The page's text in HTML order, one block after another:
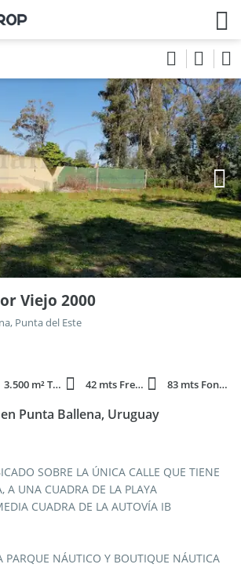
Viejo 2000
Punta del Este
3.500 m² Total 42 mts Frente 83 mts Fondo
Punta Ballena, Uruguay
SOBRE LA ÚNICA CALLE QUE TIENE
A UNA CUADRA DE LA PLAYA
CUADRA DE LA AUTOVÍA IB
PARQUE NÁUTICO Y BOUTIQUE NÁUTICA